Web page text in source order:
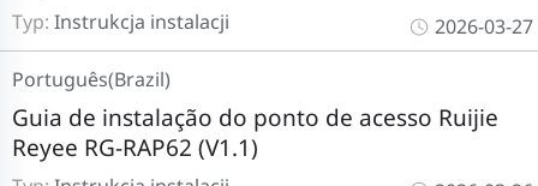
Typ: Instrukcja instalacji 2026-03-27
Guia de instalação do ponto de acesso Ruijie
Reyee RG-RAP62 (V1.1)
Português(Brazil)